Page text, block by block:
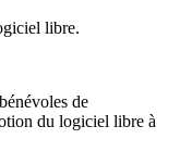
libre.
de
du logiciel libre à